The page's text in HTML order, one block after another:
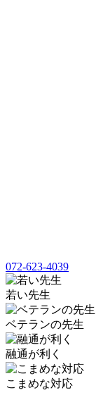
072-623-4039
若い先生
ベテランの先生
融通が利く
こまめな対応